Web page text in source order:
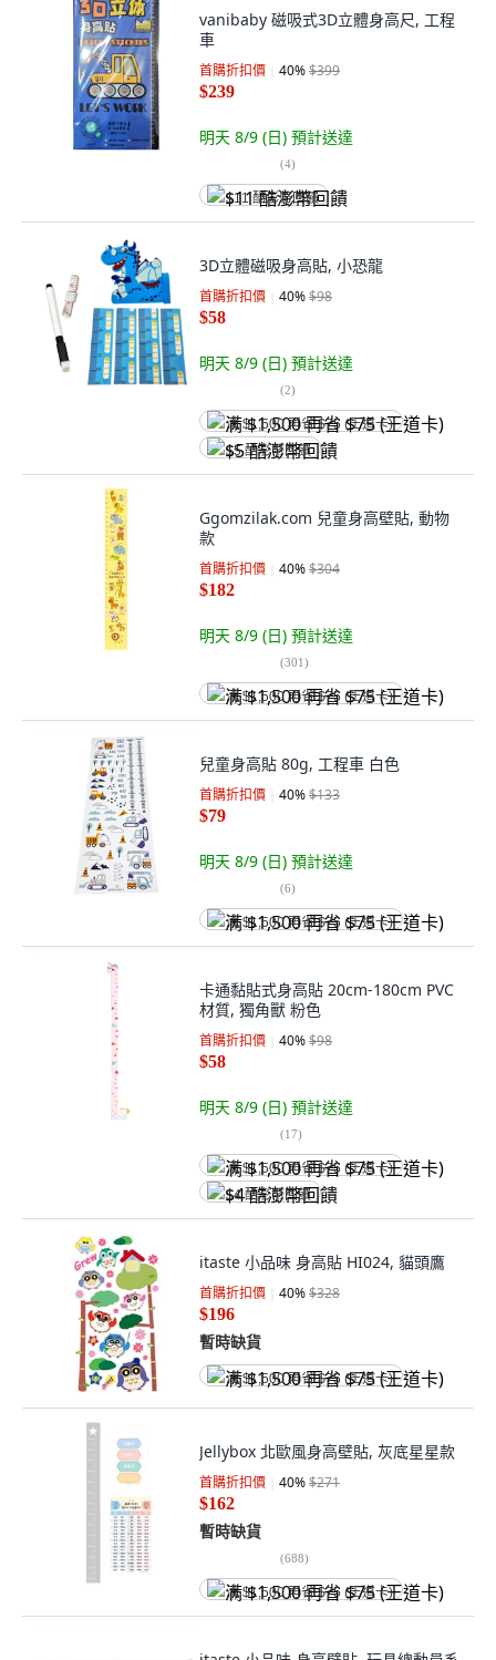
vanibaby 磁吸式3D立體身高尺, 工程
車
首購折扣價 40%$399
$239
明天 8/9 (日) 預計送達
(4)
$11 酷澎幣回饋
3D立體磁吸身高貼, 小恐龍
首購折扣價 40%$98
$58
明天 8/9 (日) 預計送達
(2)
满 $1,500 再省 $75 (王道卡)
$5 酷澎幣回饋
Ggomzilak.com 兒童身高壁貼, 動物
款
首購折扣價 40%$304
$182
明天 8/9 (日) 預計送達
(301)
满 $1,500 再省 $75 (王道卡)
兒童身高貼 80g, 工程車 白色
首購折扣價 40%$133
$79
明天 8/9 (日) 預計送達
(6)
满 $1,500 再省 $75 (王道卡)
卡通黏貼式身高貼 20cm-180cm PVC
材質, 獨角獸 粉色
首購折扣價 40%$98
$58
明天 8/9 (日) 預計送達
(17)
满 $1,500 再省 $75 (王道卡)
$4 酷澎幣回饋
itaste 小品味 身高貼 HI024, 貓頭鷹
首購折扣價 40%$328
$196
暫時缺貨
满 $1,500 再省 $75 (王道卡)
Jellybox 北歐風身高壁貼, 灰底星星款
首購折扣價 40%$271
$162
暫時缺貨
(688)
满 $1,500 再省 $75 (王道卡)